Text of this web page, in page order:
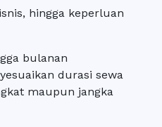
hingga keperluan
bulanan
durasi sewa
maupun jangka